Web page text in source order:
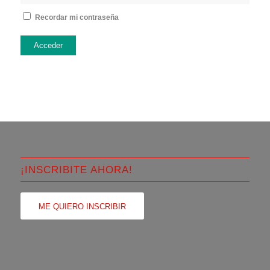
Recordar mi contraseña
Acceder
¡INSCRIBITE AHORA!
ME QUIERO INSCRIBIR